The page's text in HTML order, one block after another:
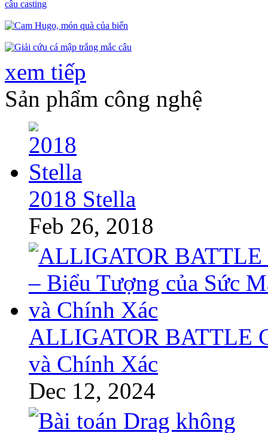
xem tiếp
Sản phẩm công nghệ
2018 Stella
Feb 26, 2018
ALLIGATOR BATTLE
và Chính Xác
Dec 12, 2024